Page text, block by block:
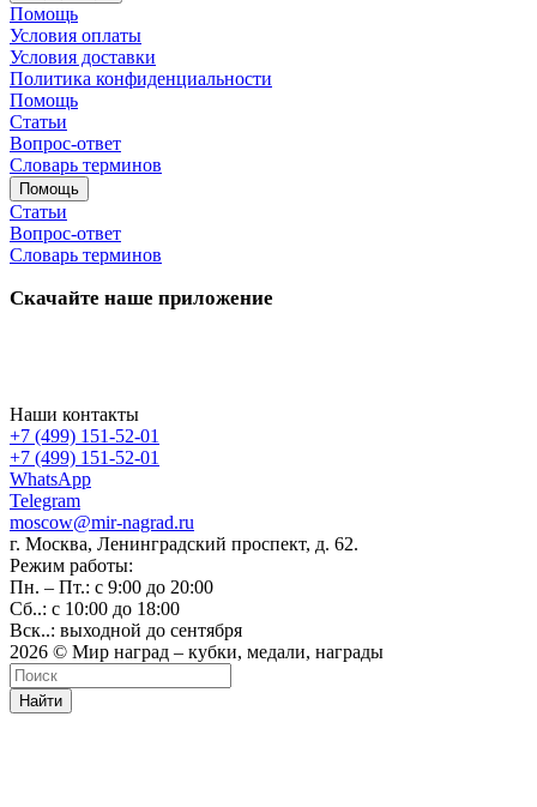
Помощь
Условия оплаты
Условия доставки
Политика конфиденциальности
Помощь
Статьи
Вопрос-ответ
Словарь терминов
Помощь
Статьи
Вопрос-ответ
Словарь терминов
Скачайте наше приложение
Наши контакты
+7 (499) 151-52-01
+7 (499) 151-52-01
WhatsApp
Telegram
moscow@mir-nagrad.ru
г. Москва, Ленинградский проспект, д. 62.
Режим работы:
Пн. – Пт.: с 9:00 до 20:00
Сб..: с 10:00 до 18:00
Вск..: выходной до сентября
2026 © Мир наград – кубки, медали, награды
Найти